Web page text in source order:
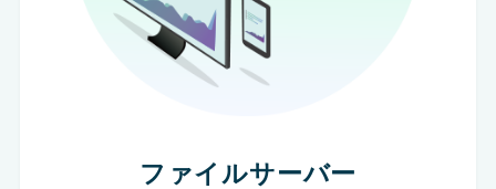
ファイルサーバー